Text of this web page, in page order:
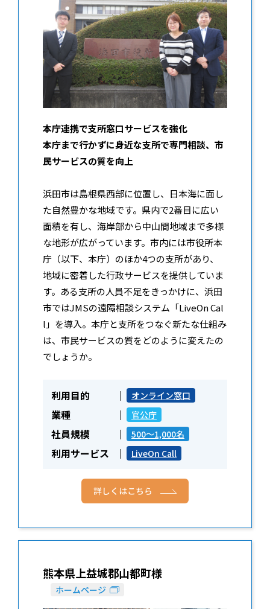
本庁連携で支所窓口サービスを強化
本庁まで行かずに身近な支所で専門相談、市
民サービスの質を向上
浜田市は島根県西部に位置し、日本海に面し
た自然豊かな地域です。県内で2番目に広い
面積を有し、海岸部から中山間地域まで多様
な地形が広がっています。市内には市役所本
庁（以下、本庁）のほか4つの支所があり、
地域に密着した行政サービスを提供していま
す。ある支所の人員不足をきっかけに、浜田
市ではJMSの遠隔相談システム「LiveOn Cal
l」を導入。本庁と支所をつなぐ新たな仕組み
は、市民サービスの質をどのように変えたの
でしょうか。
利用目的 オンライン窓口
業種 官公庁
社員規模 500～1,000名
利用サービス LiveOn Call
詳しくはこちら
熊本県上益城郡山都町様
ホームページ